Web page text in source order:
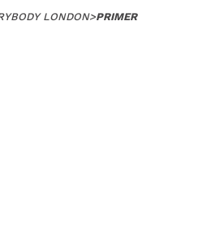
LONDON>PRIMER